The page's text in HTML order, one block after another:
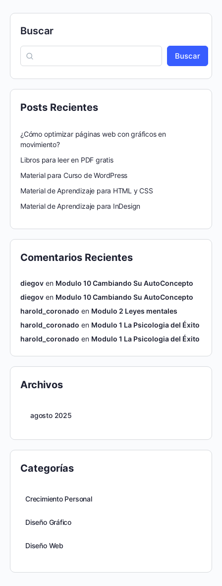
Buscar
Buscar
Posts Recientes
¿Cómo optimizar páginas web con gráficos en
movimiento?
Libros para leer en PDF gratis
Material para Curso de WordPress
Material de Aprendizaje para HTML y CSS
Material de Aprendizaje para InDesign
Comentarios Recientes
diegov en Modulo 10 Cambiando Su AutoConcepto
diegov en Modulo 10 Cambiando Su AutoConcepto
harold_coronado en Modulo 2 Leyes mentales
harold_coronado en Modulo 1 La Psicologia del Éxito
harold_coronado en Modulo 1 La Psicologia del Éxito
Archivos
agosto 2025
Categorías
Crecimiento Personal
Diseño Gráfico
Diseño Web